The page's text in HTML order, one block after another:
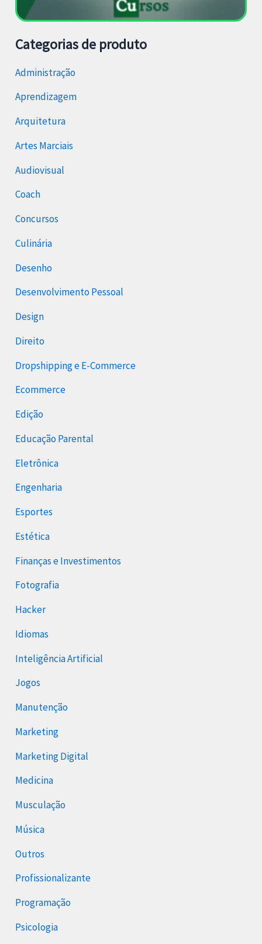
Categorias de produto
Administração
Aprendizagem
Arquitetura
Artes Marciais
Audiovisual
Coach
Concursos
Culinária
Desenho
Desenvolvimento Pessoal
Design
Direito
Dropshipping e E-Commerce
Ecommerce
Edição
Educação Parental
Eletrônica
Engenharia
Esportes
Estética
Finanças e Investimentos
Fotografia
Hacker
Idiomas
Inteligência Artificial
Jogos
Manutenção
Marketing
Marketing Digital
Medicina
Musculação
Música
Outros
Profissionalizante
Programação
Psicologia